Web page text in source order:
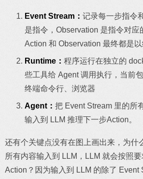
Event Stream： 记录每一步指令
是指令，Observation 是指令对应
Action 和 Observation 最终都是以
Runtime： 程序运行在独立的
些工具给 Agent 调用执行，当前
终端命令行、浏览器
Agent： 把 Event Stream 里的所
输入到 LLM 推理下一步Action。
还有个关键点没有在图上画出来，为什
所有内容输入到 LLM，LLM 就会按照
Action？因为输入到 LLM 的除了 Event